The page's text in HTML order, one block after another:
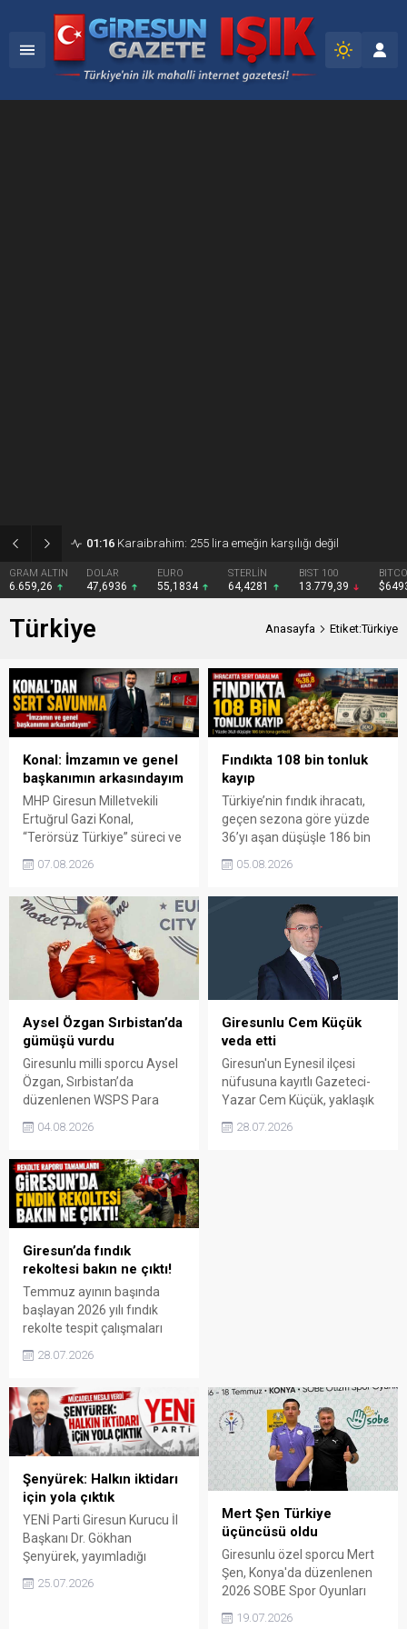
01:16 Karaibrahim: 255 lira emeğin karşılığı değil
DOLAR
47,6936
EURO
55,1834
STERLİN
64,4281
BIST 100
13.779,39
BITCOIN
$64939
Türkiye Anasayfa Etiket:Türkiye
Konal: İmzamın ve genel
başkanımın arkasındayım
MHP Giresun Milletvekili
Ertuğrul Gazi Konal,
“Terörsüz Türkiye” süreci ve
teklifine verdiği destek
eleştirilere cevap verdi.
Konal, teklifin belirli şartlara
bağlı olduğunu belirterek
siyasi bedel ödemekten
çekinmediğini söyledi.
07.08.2026
Fındıkta 108 bin tonluk
kayıp
Türkiye’nin fındık ihracatı,
geçen sezona göre yüzde
36’yı aşan düşüşle 186 bin
edilen ürün miktarı sert
başına elde edilen gelir
05.08.2026
Aysel Özgan Sırbistan’da
gümüşü vurdu
Giresunlu milli sporcu Aysel
Özgan, Sırbistan’da
düzenlenen WSPS Para
önemli bir başarıya daha
performansı Türkiye’ye
gümüş madalya getirdi.
04.08.2026
Giresunlu Cem Küçük
veda etti
Giresun'un Eynesil ilçesi
nüfusuna kayıtlı Gazeteci-
Yazar Cem Küçük, yaklaşık
Haber ve Türkiye Gazetesi
28.07.2026
Giresun’da fındık
rekoltesi bakın ne çıktı!
Temmuz ayının başında
başlayan 2026 yılı fındık
rekolte tespit çalışmaları
gerçekleştirilen çotanak
incelemeler sonucunda
Türkiye’nin tahmini fındık
rekoltesinin 700 bin ton,
Giresun’un tahmini
rekoltesinin ise yaklaşık 87
bin ton olduğu belirlendi. 11
Giresun’da İl Tarım ve
Orman Müdürlüğü
koordinasyonunda
yürütülen çalışmalara
28.07.2026
Şenyürek: Halkın iktidarı
için yola çıktık
YENİ Parti Giresun Kurucu İl
Başkanı Dr. Gökhan
Şenyürek, yayımladığı
toplumun tüm kesimlerini
25.07.2026
Mert Şen Türkiye
üçüncüsü oldu
Giresunlu özel sporcu Mert
Şen, Konya'da düzenlenen
2026 SOBE Spor Oyunları
19.07.2026